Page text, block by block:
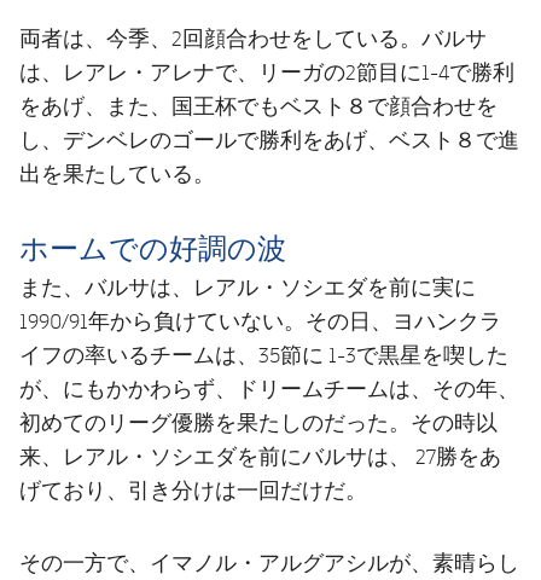
両者は、今季、2回顔合わせをしている。バルサ
は、レアレ・アレナで、リーガの2節目に1-4で勝利
をあげ、また、国王杯でもベスト８で顔合わせを
し、デンベレのゴールで勝利をあげ、ベスト８で進
出を果たしている。
ホームでの好調の波
また、バルサは、レアル・ソシエダを前に実に
1990/91年から負けていない。その日、ヨハンクラ
イフの率いるチームは、35節に 1-3で黒星を喫した
が、にもかかわらず、ドリームチームは、その年、
初めてのリーグ優勝を果たしのだった。その時以
来、レアル・ソシエダを前にバルサは、 27勝をあ
げており、引き分けは一回だけだ。
その一方で、イマノル・アルグアシルが、素晴らし